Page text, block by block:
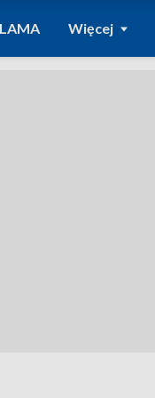
Więcej